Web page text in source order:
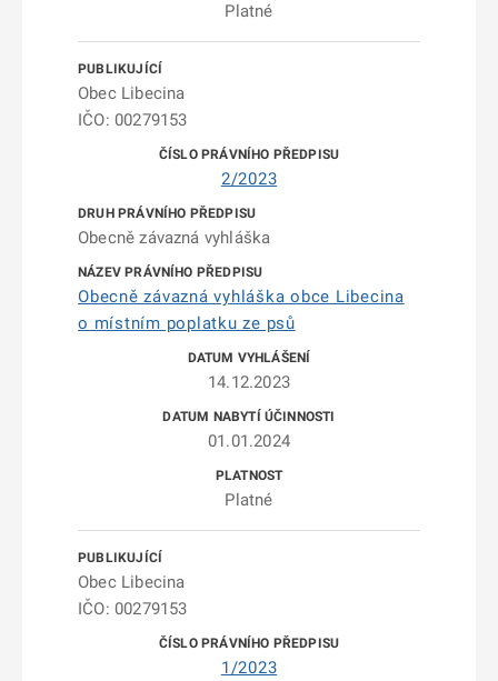
Platné
Obec Libecina
IČO: 00279153
2/2023
Obecně závazná vyhláška
Obecně závazná vyhláška obce Libecina
o místním poplatku ze psů
14.12.2023
01.01.2024
Platné
Obec Libecina
IČO: 00279153
1/2023